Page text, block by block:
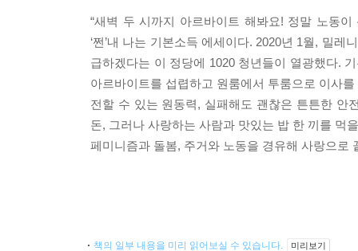
“새벽 두 시까지 아르바이트 해봐요! 정말 노동
‘쩐’내 나는 기본소득 에세이다. 2020년 1월, 밀
급하겠다는 이 정당에 1020 청년들이 열광했다.
아르바이트를 섭렵하고 원룸에서 투룸으로 이사
전할 수 있는 원동력, 실패해도 괜찮은 튼튼한 안
돈, 그러나 사랑하는 사람과 맛있는 밥 한 끼를 먹
페미니즘과 돌봄, 주거와 노동을 경유해 사랑으로
책의 일부 내용을 미리 읽어보실 수 있습니다. 미리보기